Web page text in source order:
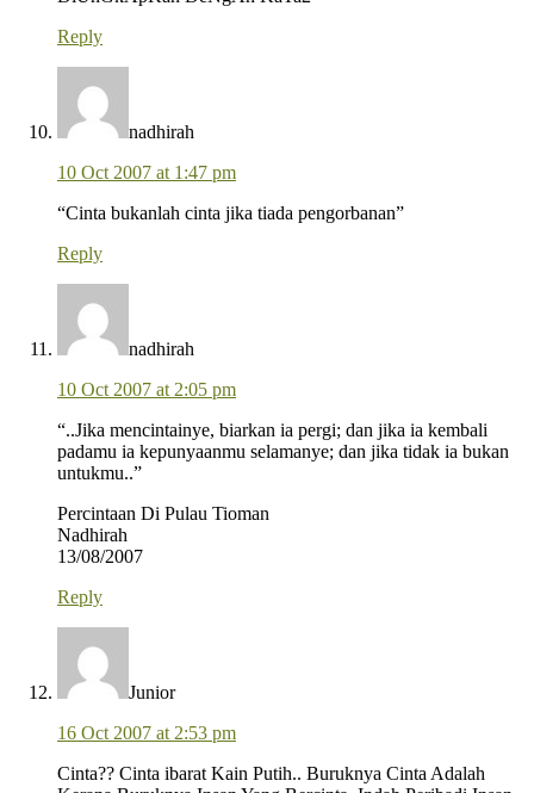
Reply
nadhirah
10 Oct 2007 at 1:47 pm
“Cinta bukanlah cinta jika tiada pengorbanan”
Reply
nadhirah
10 Oct 2007 at 2:05 pm
“..Jika mencintainye, biarkan ia pergi; dan jika ia kembali
padamu ia kepunyaanmu selamanye; dan jika tidak ia bukan
untukmu..”
Percintaan Di Pulau Tioman
Nadhirah
13/08/2007
Reply
Junior
16 Oct 2007 at 2:53 pm
Cinta?? Cinta ibarat Kain Putih.. Buruknya Cinta Adalah